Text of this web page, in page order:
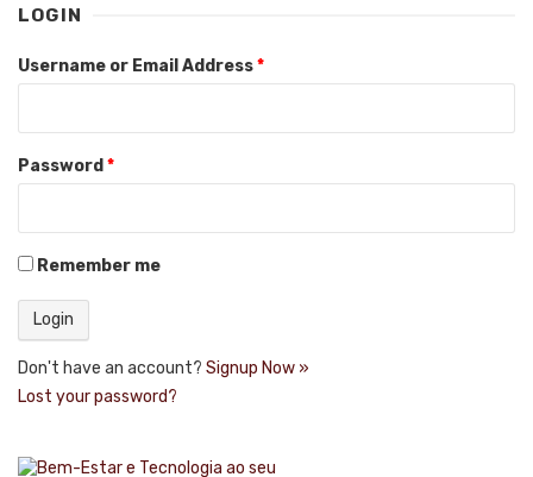
LOGIN
Username or Email Address*
Password *
Remember me
Don't have an account? Signup Now »
Lost your password?